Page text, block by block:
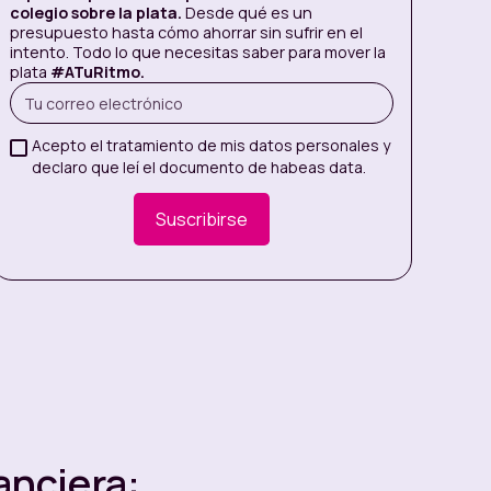
colegio sobre la plata. Desde qué es un
presupuesto hasta cómo ahorrar sin sufrir en el
intento. Todo lo que necesitas saber para mover la
plata #ATuRitmo.
Acepto el tratamiento de mis datos personales y
declaro que leí el documento de habeas data.